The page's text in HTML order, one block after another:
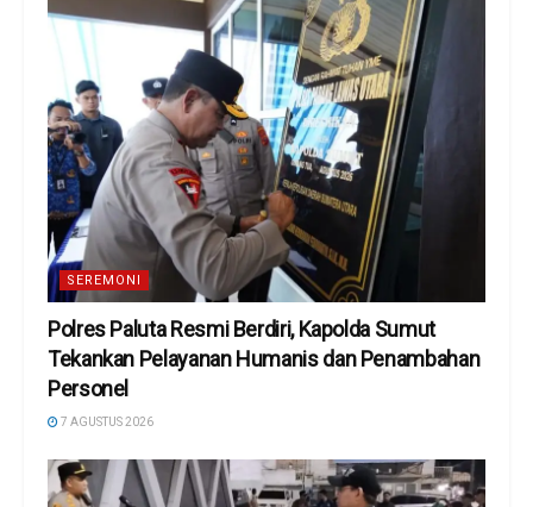
SEREMONI
Polres Paluta Resmi Berdiri, Kapolda Sumut
Tekankan Pelayanan Humanis dan Penambahan
Personel
7 AGUSTUS 2026